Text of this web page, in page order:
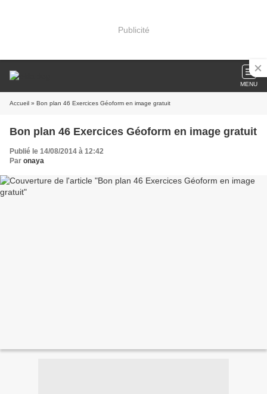
Publicité
MENU
Accueil » Bon plan 46 Exercices Géoform en image gratuit
Bon plan 46 Exercices Géoform en image gratuit
Publié le 14/08/2014 à 12:42
Par onaya